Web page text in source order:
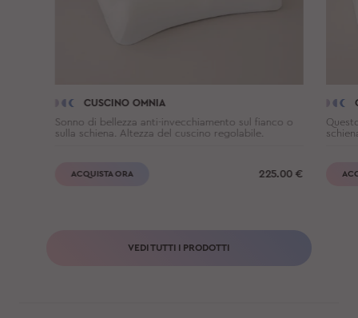
CUSCINO OMNIA
Sonno di bellezza anti-invecchiamento sul fianco o
sulla schiena. Altezza del cuscino regolabile.
ACQUISTA ORA 225.00 €
VEDI TUTTI I PRODOTTI